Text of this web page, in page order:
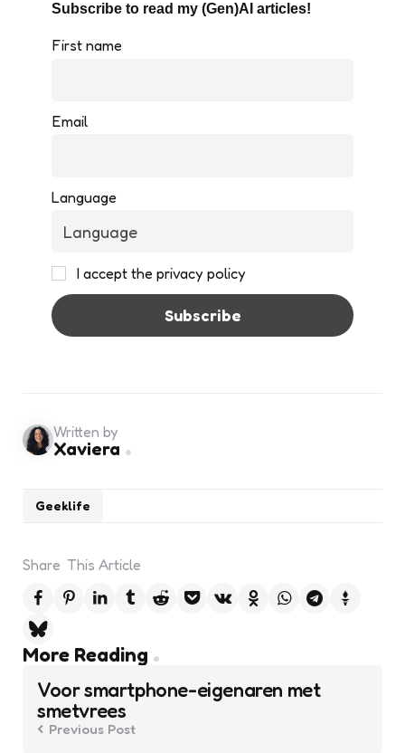
Subscribe to read my (Gen)AI articles!
First name
Email
Language
I accept the privacy policy
Geeklife
Written by
Xaviera
Share This Article
More Reading
Post
navigation
Voor smartphone-eigenaren met
smetvrees
Previous Post